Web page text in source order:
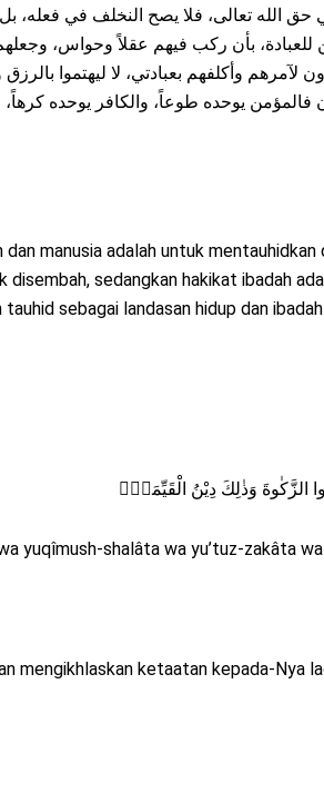
الله تعالى، فلا يصح النخلف في فعله،
بأن ركب فيهم عقلاً وحواس،
وأكلفهم بعبادتي، لا ليهتموا
ليوحدون فالمؤمن يوحده طوعاً، والكافر
manusia adalah untuk
sedangkan hakikat ibadah
sebagai landasan hidup dan
yuqîmush-shalâta wa yu’tuz-zakâta
mengikhlaskan ketaatan kepada-Nya